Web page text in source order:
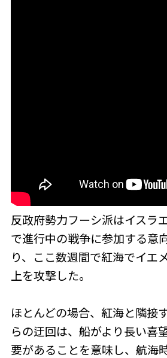
反政府勢力フーシ派はイスラ
で進行中の戦争に参加する意
り、ここ数週間で紅海でイエ
上を攻撃した。
ほとんどの場合、紅海と隣接
らの迂回は、船がより長い喜
要があることを意味し、航海